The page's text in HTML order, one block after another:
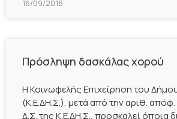
16/09/2016
Πρόσληψη δασκάλας χορού
Η Κοινωφελής Επιχείρηση του
(Κ.Ε.ΔΗ.Σ.), μετά από την αριθ. απόφ.
Δ.Σ. της Κ.Ε.ΔΗ.Σ., προσκαλεί όποια